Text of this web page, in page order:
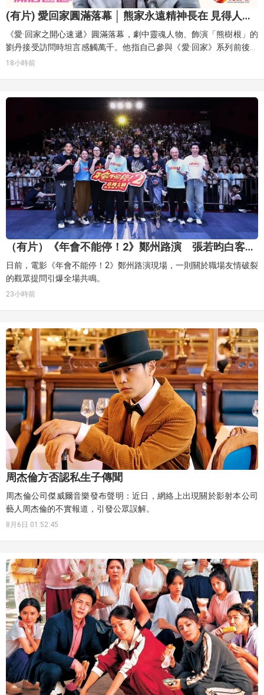
(有片) 愛回家圓滿落幕 │ 熊家永遠精神長在 見得人拜
得神 劉丹感觸：天下無不散之筵席
《愛·回家之開心速遞》圓滿落幕，劇中靈魂人物、飾演「熊樹根」的
劉丹接受訪問時坦言感觸萬千。他指自己參與《愛·回家》系列前後長
達44年多，一部劇能夠拍這麼久，必定有它的原因，最重要是有相當
18小時前
（有片）《年會不能停！2》鄭州路演 張若昀白客暖
心支招修復職場友誼
日前，電影《年會不能停！2》鄭州路演現場，一則關於職場友情破裂
的觀眾提問引爆全場共鳴。
23小時前
周杰倫方否認私生子傳聞
周杰倫公司傑威爾音樂發布聲明：近日，網絡上出現關於影射本公司
藝人周杰倫的不實報道，引發公眾誤解。
8月6日 01:52:45